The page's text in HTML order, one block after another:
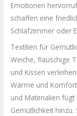
Emotionen
schaffen eine
Schlafzimmer oder
Textilien für
Weiche, flauschige
und Kissen
Wärme und
und Materialien
Gemütlichkeit